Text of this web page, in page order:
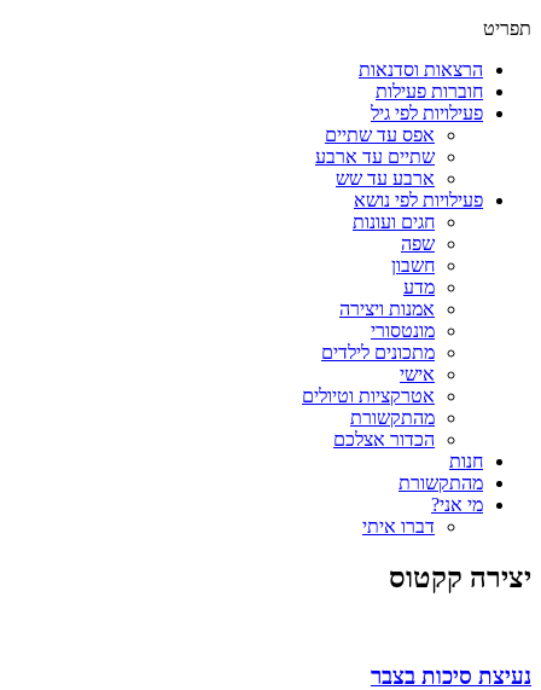
תפריט
הרצאות וסדנאות
חוברות פעילות
פעילויות לפי גיל
אפס עד שתיים
שתיים עד ארבע
ארבע עד שש
פעילויות לפי נושא
חגים ועונות
שפה
חשבון
מדע
אמנות ויצירה
מונטסורי
מתכונים לילדים
אישי
אטרקציות וטיולים
מהתקשורת
הכדור אצלכם
חנות
מהתקשורת
מי אני?
דברו איתי
יצירה קקטוס
נעיצת סיכות בצבר